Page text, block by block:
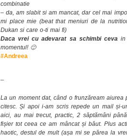
combinatie
– da, am slabit si am mancat, dar cel mai
mi place mie (beat that meniuri de la
Dukan si care o-ti mai fi)
Daca vrei cu adevarat sa schimbi ceva in
momentul! 🙂
#Andreea
La un moment dat, când o frunzăream
citesc. Și apoi i-am scris repede un mail și-
aici, au mai trecut, practic, 2 săptămâni
fișier tot ceea ce am mâncat și băut. Plus
haotic, destul de mult (așa mi se părea la